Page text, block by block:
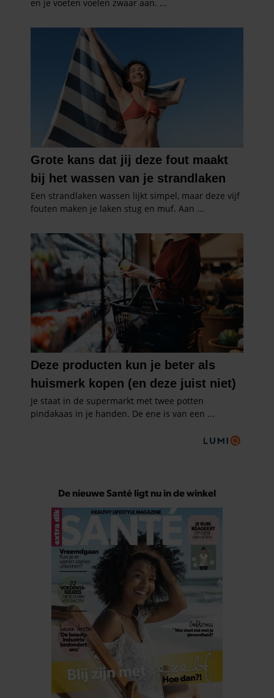
De nieuwe Santé ligt nu in de winkel